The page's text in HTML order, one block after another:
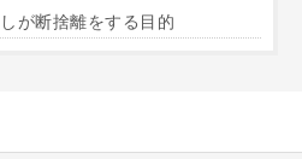
が断捨離をする目的